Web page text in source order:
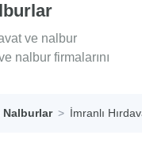
ve nalbur
nalbur firmalarını
Nalburlar İmranlı